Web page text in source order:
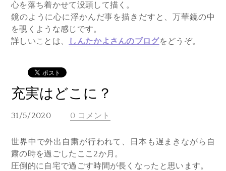
心を落ち着かせて没頭して描く。
鏡のように心に浮かんだ事を描きだすと、万華鏡の中
を覗くような感じです。
​詳しいことは、
しんたかよさんのブログをどうぞ。
充実はどこに？
31/5/2020 0 コメント
世界中で外出自粛が行われて、日本も遅まきながら自
粛の時を過ごしたここ2か月。
圧倒的に自宅で過ごす時間が長くなったと思います。